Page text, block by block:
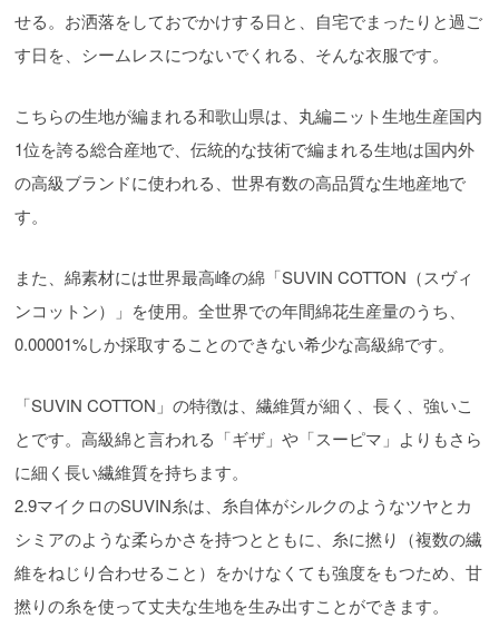
せる。お洒落をしておでかけする日と、自宅でまったりと過ご
す日を、シームレスにつないでくれる、そんな衣服です。
こちらの生地が編まれる和歌山県は、丸編ニット生地生産国内
1位を誇る総合産地で、伝統的な技術で編まれる生地は国内外
の高級ブランドに使われる、世界有数の高品質な生地産地で
す。
また、綿素材には世界最高峰の綿「SUVIN COTTON（スヴィ
ンコットン）」を使用。全世界での年間綿花生産量のうち、
0.00001%しか採取することのできない希少な高級綿です。
「SUVIN COTTON」の特徴は、繊維質が細く、長く、強いこ
とです。高級綿と言われる「ギザ」や「スーピマ」よりもさら
に細く長い繊維質を持ちます。
2.9マイクロのSUVIN糸は、糸自体がシルクのようなツヤとカ
シミアのような柔らかさを持つとともに、糸に撚り（複数の繊
維をねじり合わせること）をかけなくても強度をもつため、甘
撚りの糸を使って丈夫な生地を生み出すことができます。